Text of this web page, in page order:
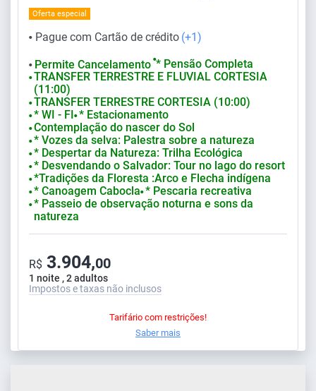
⬤ Pague com Cartão de crédito (+1)
Oferta especial
⬤ Permite Cancelamento ⬤* Pensão Completa
⬤ TRANSFER TERRESTRE E FLUVIAL CORTESIA
(11:00)
⬤ TRANSFER TERRESTRE CORTESIA (10:00)
⬤ * WI - FI ⬤ * Estacionamento
⬤ Contemplação do nascer do Sol
⬤ * Vozes da selva: Palestra sobre a natureza
⬤ * Despertar da Natureza: Trilha Ecológica
⬤ * Desvendando o Salvador: Tour no lago do resort
⬤ *Tradições da Floresta :Arco e Flecha indígena
⬤ * Canoagem Cabocla ⬤ * Pescaria recreativa
⬤ * Passeio de observação noturna e sons da
natureza
1 noite , 2 adultos
R$ 3.904,00
Impostos e taxas não inclusos
Tarifário com restrições!
Saber mais